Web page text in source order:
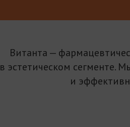
Витанта —
в эстетическом сегменте.
и